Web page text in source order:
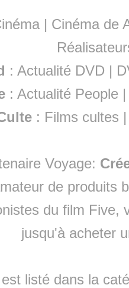
| Cinéma de
: Actualité DVD |
:Actualité People
: Films cultes
Voyage:
de produits
du film Five,
jusqu'à acheter
listé dans la